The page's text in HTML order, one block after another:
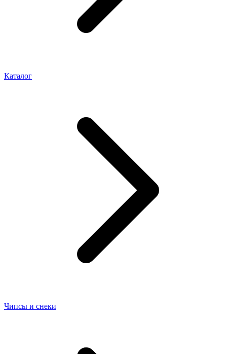
Каталог
Чипсы и снеки